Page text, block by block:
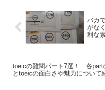
バカ
がな
利な
toeicの難関パート7選！ 各part
とtoeicの面白さや魅力について